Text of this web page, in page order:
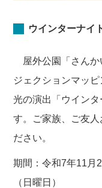
ウインターナイ
屋外公園「さんか
ジェクションマッ
光の演出「ウイン
す。ご家族、ご友
ださい。
期間：令和7年11月
（日曜日）